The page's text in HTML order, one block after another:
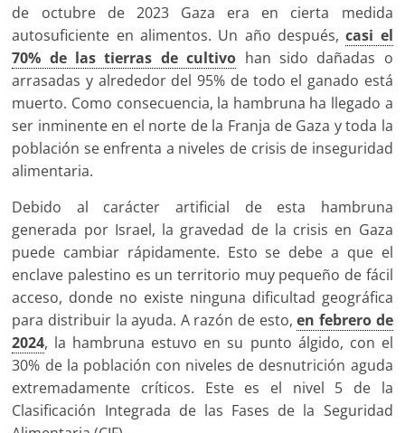
de octubre de 2023 Gaza era en cierta medida
autosuficiente en alimentos. Un año después,casi el
70% de las tierras de cultivo han sido dañadas o
arrasadas y alrededor del 95% de todo el ganado está
muerto. Como consecuencia, la hambruna ha llegado a
ser inminente en el norte de la Franja de Gaza y toda la
población se enfrenta a niveles de crisis de inseguridad
alimentaria.
Debido al carácter artificial de esta hambruna
generada por Israel, la gravedad de la crisis en Gaza
puede cambiar rápidamente. Esto se debe a que el
enclave palestino es un territorio muy pequeño de fácil
acceso, donde no existe ninguna dificultad geográfica
para distribuir la ayuda. A razón de esto,en febrero de
2024, la hambruna estuvo en su punto álgido, con el
30% de la población con niveles de desnutrición aguda
extremadamente críticos. Este es el nivel 5 de la
Clasificación Integrada de las Fases de la Seguridad